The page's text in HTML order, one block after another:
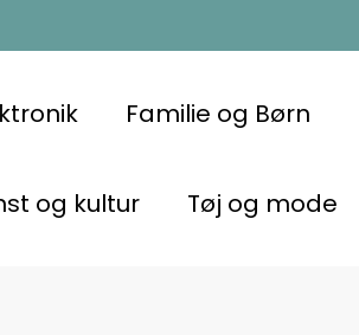
Familie og Børn
og kultur Tøj og mode